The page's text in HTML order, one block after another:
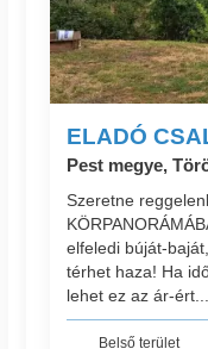
ELADÓ
Pest megye,
Szeretne
elfeledi búját-
térhet haza! Ha
lehet ez az ár-ért...
Belső terület